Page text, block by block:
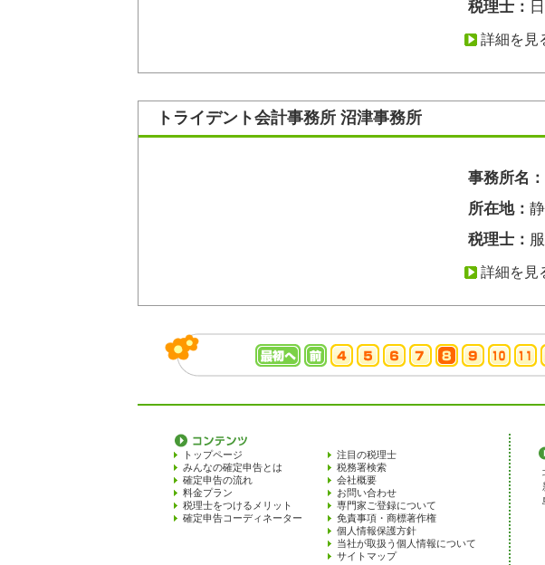
税理士：
詳細を見
トライデント会計事務所 沼津事務所
事務所名：
所在地：
税理士：
詳細を見
トップページ
みんなの確定申告とは
確定申告の流れ
料金プラン
税理士をつけるメリット
確定申告コーディネーター
注目の税理士
税務署検索
会社概要
お問い合わせ
専門家ご登録について
免責事項・商標著作権
個人情報保護方針
当社が取扱う個人情報について
サイトマップ